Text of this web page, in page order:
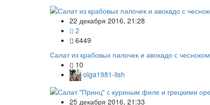
22 декабря 2016, 21:28
2
6449
Салат из крабовых палочек и авокадо с чесноком
10
olga1981-lish
25 декабря 2016, 21:33